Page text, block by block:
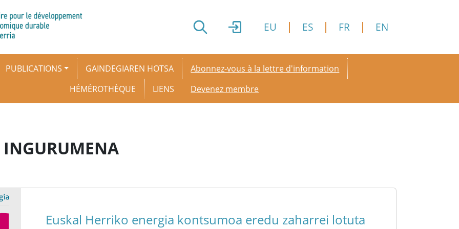
EU ES FR EN
PUBLICATIONS
GAINDEGIAREN HOTSA
HÉMÉROTHÈQUE
LIENS
Secondary menu
Abonnez-vous à la lettre d'information
Devenez membre
INGURUMENA
Euskal Herriko energia kontsumoa eredu zaharrei lotuta